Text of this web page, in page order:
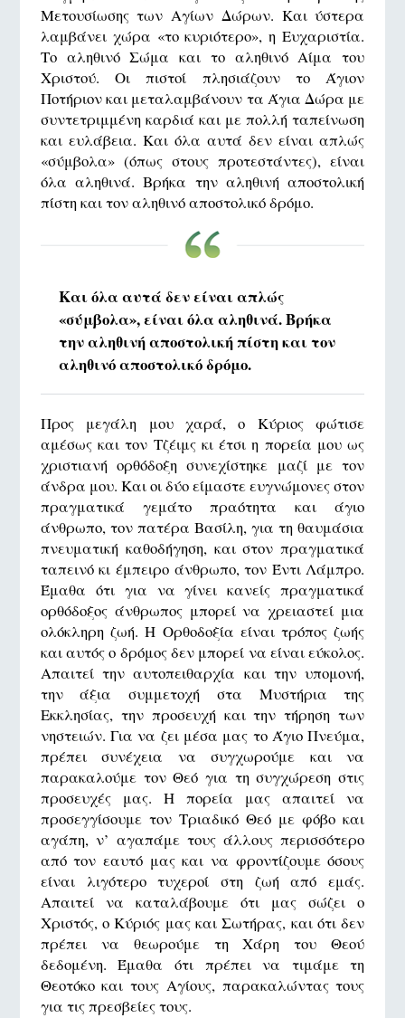
Μετουσίωσης των Αγίων Δώρων. Και ύστερα
λαμβάνει χώρα «το κυριότερο», η Ευχαριστία.
Το αληθινό Σώμα και το αληθινό Αίμα του
Χριστού. Οι πιστοί πλησιάζουν το Άγιον
Ποτήριον και μεταλαμβάνουν τα Άγια Δώρα με
συντετριμμένη καρδιά και με πολλή ταπείνωση
και ευλάβεια. Και όλα αυτά δεν είναι απλώς
«σύμβολα» (όπως στους προτεστάντες), είναι
όλα αληθινά. Βρήκα την αληθινή αποστολική
πίστη και τον αληθινό αποστολικό δρόμο.
Και όλα αυτά δεν είναι απλώς
«σύμβολα», είναι όλα αληθινά. Βρήκα
την αληθινή αποστολική πίστη και τον
αληθινό αποστολικό δρόμο.
Προς μεγάλη μου χαρά, ο Κύριος φώτισε
αμέσως και τον Τζέιμς κι έτσι η πορεία μου ως
χριστιανή ορθόδοξη συνεχίστηκε μαζί με τον
άνδρα μου. Και οι δύο είμαστε ευγνώμονες στον
πραγματικά γεμάτο πραότητα και άγιο
άνθρωπο, τον πατέρα Βασίλη, για τη θαυμάσια
πνευματική καθοδήγηση, και στον πραγματικά
ταπεινό κι έμπειρο άνθρωπο, τον Έντι Λάμπρο.
Έμαθα ότι για να γίνει κανείς πραγματικά
ορθόδοξος άνθρωπος μπορεί να χρειαστεί μια
ολόκληρη ζωή. Η Ορθοδοξία είναι τρόπος ζωής
και αυτός ο δρόμος δεν μπορεί να είναι εύκολος.
Απαιτεί την αυτοπειθαρχία και την υπομονή,
την άξια συμμετοχή στα Μυστήρια της
Εκκλησίας, την προσευχή και την τήρηση των
νηστειών. Για να ζει μέσα μας το Άγιο Πνεύμα,
πρέπει συνέχεια να συγχωρούμε και να
παρακαλούμε τον Θεό για τη συγχώρεση στις
προσευχές μας. Η πορεία μας απαιτεί να
προσεγγίσουμε τον Τριαδικό Θεό με φόβο και
αγάπη, ν’ αγαπάμε τους άλλους περισσότερο
από τον εαυτό μας και να φροντίζουμε όσους
είναι λιγότερο τυχεροί στη ζωή από εμάς.
Απαιτεί να καταλάβουμε ότι μας σώζει ο
Χριστός, ο Κύριός μας και Σωτήρας, και ότι δεν
πρέπει να θεωρούμε τη Χάρη του Θεού
δεδομένη. Έμαθα ότι πρέπει να τιμάμε τη
Θεοτόκο και τους Αγίους, παρακαλώντας τους
για τις πρεσβείες τους.